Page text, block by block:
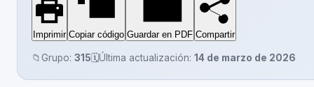
Imprimir Copiar código Guardar en PDF Compartir
📁 Grupo: 315🗓️Última actualización: 14 de marzo de 2026